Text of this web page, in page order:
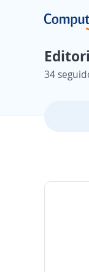
34